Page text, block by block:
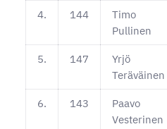
4. 144
Timo
Pullinen
5. 147
Yrjö
Teräväinen
6. 143
Paavo
Vesterinen